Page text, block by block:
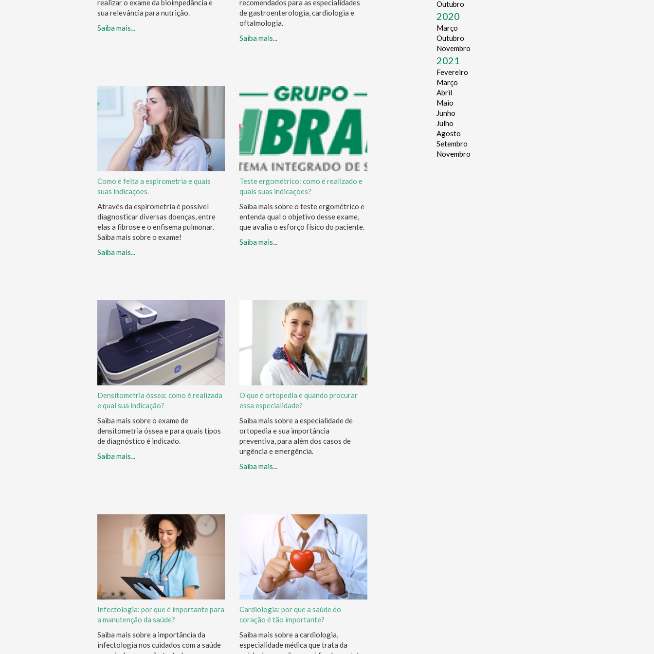
realizar o exame da bioimpedância e
sua relevância para nutrição.
Saiba mais...
recomendados para as especialidades
de gastroenterologia, cardiologia e
oftalmologia.
Saiba mais...
Como é feita a espirometria e quais
suas indicações.
Através da espirometria é possível
diagnosticar diversas doenças, entre
elas a fibrose e o enfisema pulmonar.
Saiba mais sobre o exame!
Saiba mais...
Teste ergométrico: como é realizado e
quais suas indicações?
Saiba mais sobre o teste ergométrico e
entenda qual o objetivo desse exame,
que avalia o esforço físico do paciente.
Saiba mais...
Densitometria óssea: como é realizada
e qual sua indicação?
Saiba mais sobre o exame de
densitometria óssea e para quais tipos
de diagnóstico é indicado.
Saiba mais...
O que é ortopedia e quando procurar
essa especialidade?
Saiba mais sobre a especialidade de
ortopedia e sua importância
preventiva, para além dos casos de
urgência e emergência.
Saiba mais...
Infectologia: por que é importante para
a manutenção da saúde?
Saiba mais sobre a importância da
infectologia nos cuidados com a saúde
Cardiologia: por que a saúde do
coração é tão importante?
Saiba mais sobre a cardiologia,
especialidade médica que trata da
Outubro
2020
Março
Outubro
Novembro
2021
Fevereiro
Março
Abril
Maio
Junho
Julho
Agosto
Setembro
Novembro